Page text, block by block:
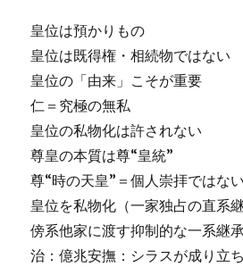
が
成
り
立
つ
の
は
無
抑
制
の
一
皇位は預かりもの
皇位は既得権・相続物ではない
皇位の「由来」こそが重要
仁＝究極の無私
皇位の私物化は許されない
尊皇の本質は尊“皇統”
尊“時の天皇”＝個人崇拝ではない
皇位を私物化（一家独占の直系
傍系他家に渡す抑制的な一系継
治：億兆安撫：シラスが成り立